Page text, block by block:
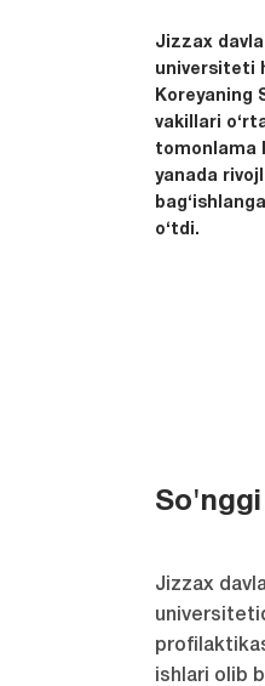
Jizzax
universiteti
Koreyaning
vakillari
tomonlama
yanada
o‘tdi.
Jizzax
ishlari olib